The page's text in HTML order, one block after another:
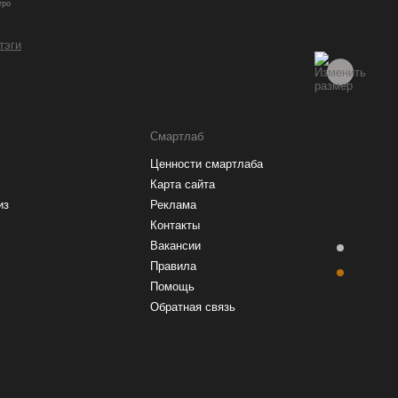
Смартлаб
Ценности смартлаба
Карта сайта
Реклама
Контакты
Вакансии
Правила
Помощь
Обратная связь